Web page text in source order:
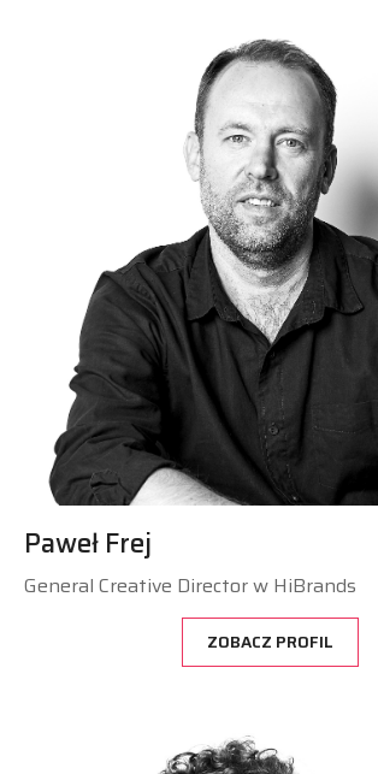
Paweł Frej
General Creative Director w HiBrands
ZOBACZ PROFIL